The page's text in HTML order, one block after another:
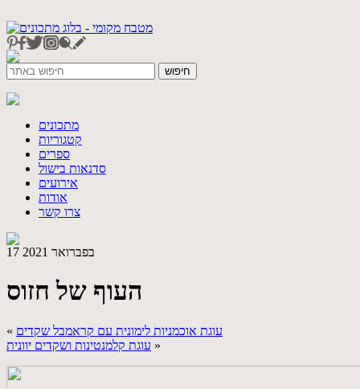
מתכונים
קטגוריות
ספרים
סדנאות בישול
אירועים
אודות
צרו קשר
17 בפברואר 2021
העוף של חזוס
« עוגת אוכמניות לימונית עם קראמבל שקדים
עוגת קלמנטינות ושקדים יוונית »